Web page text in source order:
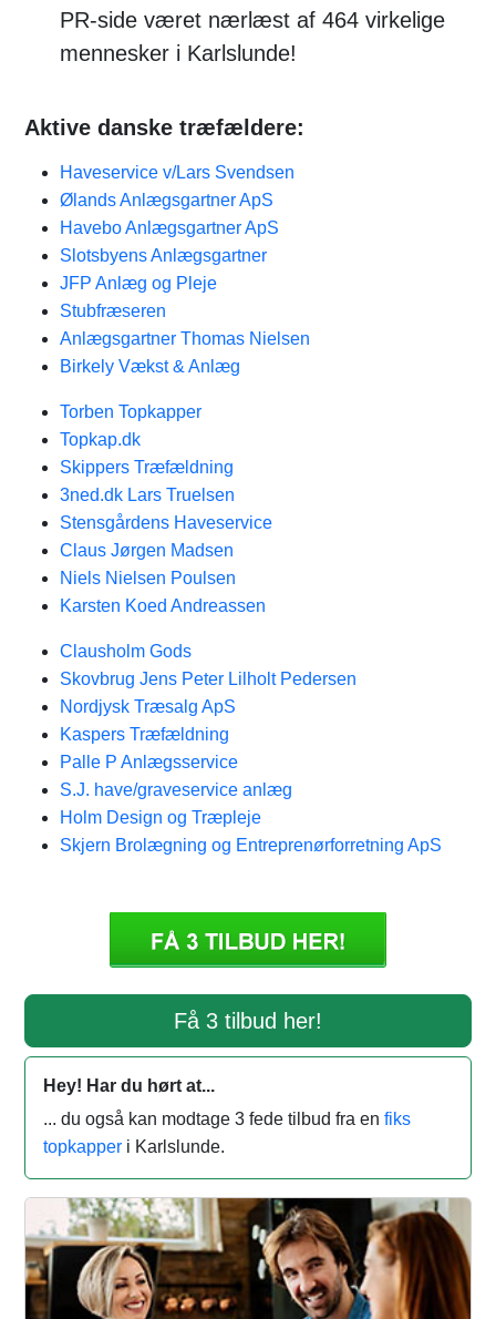
PR-side været nærlæst af 464 virkelige
mennesker i Karlslunde!
Aktive danske træfældere:
Haveservice v/Lars Svendsen
Ølands Anlægsgartner ApS
Havebo Anlægsgartner ApS
Slotsbyens Anlægsgartner
JFP Anlæg og Pleje
Stubfræseren
Anlægsgartner Thomas Nielsen
Birkely Vækst & Anlæg
Torben Topkapper
Topkap.dk
Skippers Træfældning
3ned.dk Lars Truelsen
Stensgårdens Haveservice
Claus Jørgen Madsen
Niels Nielsen Poulsen
Karsten Koed Andreassen
Clausholm Gods
Skovbrug Jens Peter Lilholt Pedersen
Nordjysk Træsalg ApS
Kaspers Træfældning
Palle P Anlægsservice
S.J. have/graveservice anlæg
Holm Design og Træpleje
Skjern Brolægning og Entreprenørforretning ApS
Få 3 tilbud her!
Hey! Har du hørt at...
... du også kan modtage 3 fede tilbud fra en fiks
topkapper i Karlslunde.